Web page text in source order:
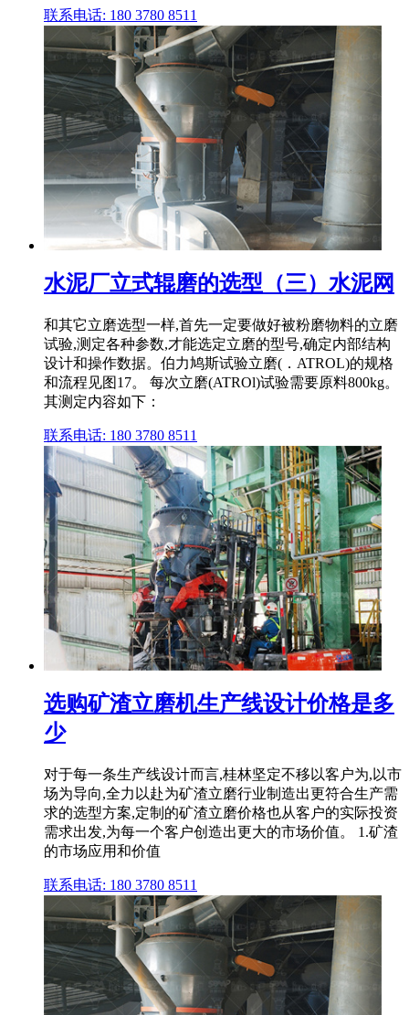
联系电话: 180 3780 8511
水泥厂立式辊磨的选型（三）水泥网
和其它立磨选型一样,首先一定要做好被粉磨物料的立磨
试验,测定各种参数,才能选定立磨的型号,确定内部结构
设计和操作数据。伯力鸠斯试验立磨(．ATROL)的规格
和流程见图17。 每次立磨(ATROl)试验需要原料800kg。
其测定内容如下：
联系电话: 180 3780 8511
选购矿渣立磨机生产线设计价格是多
少
对于每一条生产线设计而言,桂林坚定不移以客户为,以市
场为导向,全力以赴为矿渣立磨行业制造出更符合生产需
求的选型方案,定制的矿渣立磨价格也从客户的实际投资
需求出发,为每一个客户创造出更大的市场价值。 1.矿渣
的市场应用和价值
联系电话: 180 3780 8511